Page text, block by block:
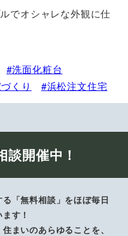
でオシャレな外観に仕
洗面化粧台
くり 浜松注文住宅
開催中！
「無料相談」をほぼ毎日
す！
まいのあらゆることを、